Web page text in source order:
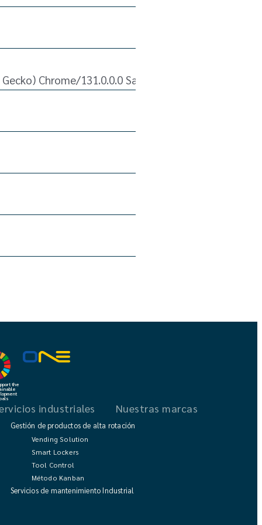
the
industriales
Gestión de productos de alta rotación
Vending Solution
Smart Lockers
Tool Control
Método Kanban
Servicios de mantenimiento Industrial
Nuestras marcas